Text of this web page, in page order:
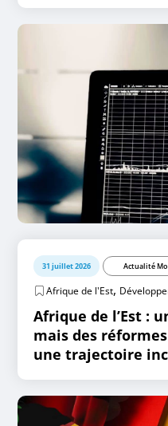
31 juillet 2026 Actualité
Afrique de l'Est,
Afrique de l’Est :
mais des
une trajectoire